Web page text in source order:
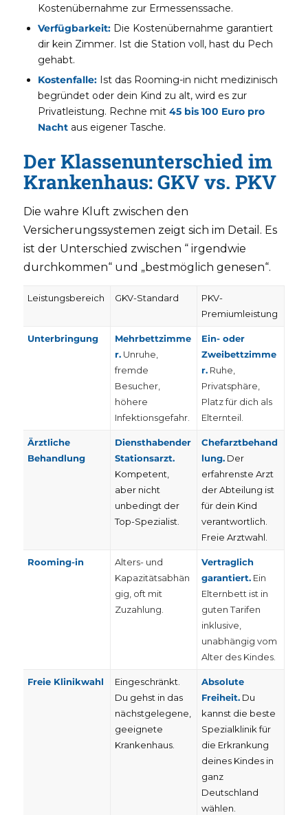
Kostenübernahme zur Ermessenssache.
Verfügbarkeit:Die Kostenübernahme garantiert
dir kein Zimmer. Ist die Station voll, hast du Pech
gehabt.
Kostenfalle:Ist das Rooming-in nicht medizinisch
begründet oder dein Kind zu alt, wird es zur
Privatleistung. Rechne mit 45 bis 100 Euro pro
Nachtaus eigener Tasche.
Der Klassenunterschied im
Krankenhaus: GKV vs. PKV
Die wahre Kluft zwischen den
Versicherungssystemen zeigt sich im Detail. Es
ist der Unterschied zwischen “ irgendwie
durchkommen“ und „bestmöglich genesen“.
Leistungsbereich GKV-Standard
PKV-
Premiumleistung
Unterbringung
Mehrbettzimme
r. Unruhe,
fremde
Besucher,
höhere
Infektionsgefahr.
Ein- oder
Zweibettzimme
r. Ruhe,
Privatsphäre,
Platz für dich als
Elternteil.
Ärztliche
Behandlung
Diensthabender
Stationsarzt.
Kompetent,
aber nicht
unbedingt der
Top-Spezialist.
Chefarztbehand
lung. Der
erfahrenste Arzt
der Abteilung ist
für dein Kind
verantwortlich.
Freie Arztwahl.
Rooming-in
Alters- und
Kapazitätsabhän
gig, oft mit
Zuzahlung.
Vertraglich
garantiert. Ein
Elternbett ist in
guten Tarifen
inklusive,
unabhängig vom
Alter des Kindes.
Freie Klinikwahl
Eingeschränkt.
Du gehst in das
nächstgelegene,
geeignete
Krankenhaus.
Absolute
Freiheit. Du
kannst die beste
Spezialklinik für
die Erkrankung
deines Kindes in
ganz
Deutschland
wählen.